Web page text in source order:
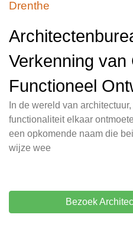
Drenthe
Verkenning van
Functioneel
In de wereld van
functionaliteit elkaar
een opkomende naam die
wijze wee
Bezoek